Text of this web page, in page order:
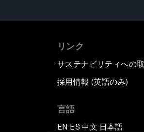
リンク
サステナビリティへの
採用情報 (英語のみ)
言語
EN ▪ES▪中文▪ 日本語